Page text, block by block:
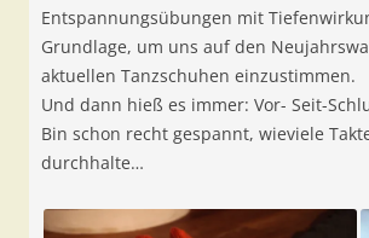
Entspannungsübungen mit
Grundlage, um uns auf den
aktuellen Tanzschuhen einzustimmen.
Und dann hieß es immer: Vor- Seit-
Bin schon recht gespannt, wieviele
durchhalte…